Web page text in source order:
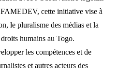
cette initiative vise à
le pluralisme des médias et la
humains au Togo.
les compétences et de
et autres acteurs des